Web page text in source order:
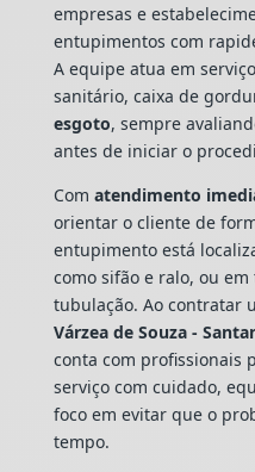
empresas e
entupimentos com
A equipe atua em
sanitário, caixa de
esgoto, sempre
antes de iniciar o
Com atendimento
orientar o cliente de
entupimento está
como sifão e ralo, ou
tubulação. Ao contratar
Várzea de Souza -
conta com profissionais
serviço com cuidado,
foco em evitar que o
tempo.